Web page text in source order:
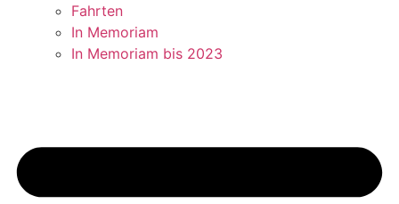
Fahrten
In Memoriam
In Memoriam bis 2023